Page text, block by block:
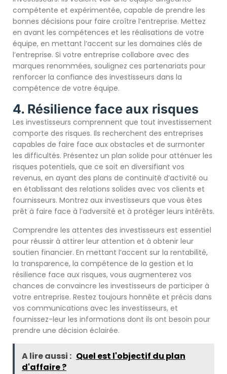
compétente et expérimentée, capable de prendre les
bonnes décisions pour faire croître l’entreprise. Mettez
en avant les compétences et les réalisations de votre
équipe, en mettant l’accent sur les domaines clés de
l’entreprise. Si votre entreprise collabore avec des
marques renommées, soulignez ces partenariats pour
renforcer la confiance des investisseurs dans la
compétence de votre équipe.
4. Résilience face aux risques
Les investisseurs comprennent que tout investissement
comporte des risques. Ils recherchent des entreprises
capables de faire face aux obstacles et de surmonter
les difficultés. Présentez un plan solide pour atténuer les
risques potentiels, que ce soit en diversifiant vos
revenus, en ayant des plans de continuité d’activité ou
en établissant des relations solides avec vos clients et
fournisseurs. Montrez aux investisseurs que vous êtes
prêt à faire face à l’adversité et à protéger leurs intérêts.
Comprendre les attentes des investisseurs est essentiel
pour réussir à attirer leur attention et à obtenir leur
soutien financier. En mettant l’accent sur la rentabilité,
la transparence, la compétence de la gestion et la
résilience face aux risques, vous augmenterez vos
chances de convaincre les investisseurs de participer à
votre entreprise. Restez toujours honnête et précis dans
vos communications avec les investisseurs, et
fournissez-leur les informations dont ils ont besoin pour
prendre une décision éclairée.
A lire aussi : Quel est l'objectif du plan
d'affaire ?